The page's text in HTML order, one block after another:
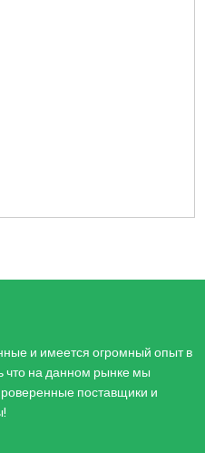
и имеется огромный опыт в
что на данном рынке мы
поставщики и